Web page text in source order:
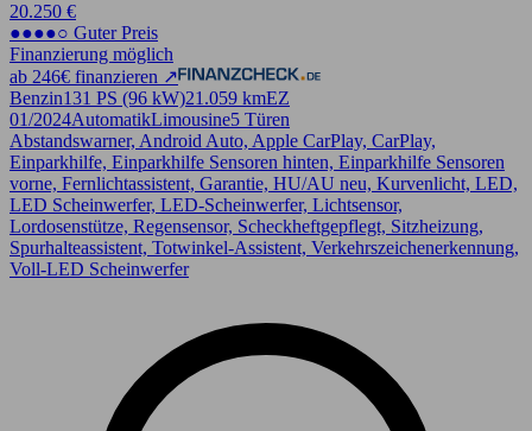
20.250 €
●●●●○ Guter Preis
Finanzierung möglich
ab 246€ finanzieren ↗
Benzin131 PS (96 kW)21.059 kmEZ
01/2024AutomatikLimousine5 Türen
Abstandswarner, Android Auto, Apple CarPlay, CarPlay,
Einparkhilfe, Einparkhilfe Sensoren hinten, Einparkhilfe Sensoren
vorne, Fernlichtassistent, Garantie, HU/AU neu, Kurvenlicht, LED,
LED Scheinwerfer, LED-Scheinwerfer, Lichtsensor,
Lordosenstütze, Regensensor, Scheckheftgepflegt, Sitzheizung,
Spurhalteassistent, Totwinkel-Assistent, Verkehrszeichenerkennung,
Voll-LED Scheinwerfer